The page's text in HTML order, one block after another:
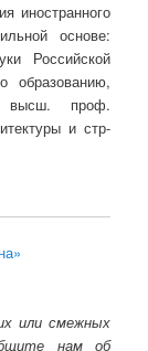
иностранного
основе:
Российской
образованию,
высш. проф.
и стр-
или смежных
нам об